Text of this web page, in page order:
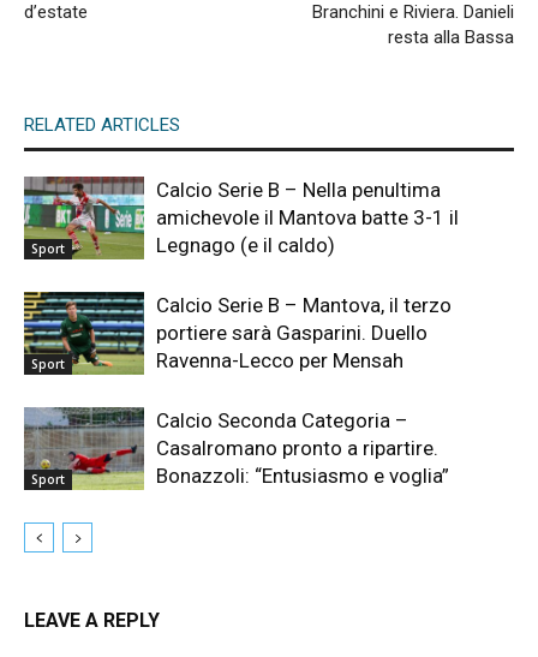
d’estate
Branchini e Riviera. Danieli
resta alla Bassa
RELATED ARTICLES
Sport
Calcio Serie B – Nella penultima
amichevole il Mantova batte 3-1 il
Legnago (e il caldo)
Sport
Calcio Serie B – Mantova, il terzo
portiere sarà Gasparini. Duello
Ravenna-Lecco per Mensah
Sport
Calcio Seconda Categoria –
Casalromano pronto a ripartire.
Bonazzoli: “Entusiasmo e voglia”
LEAVE A REPLY